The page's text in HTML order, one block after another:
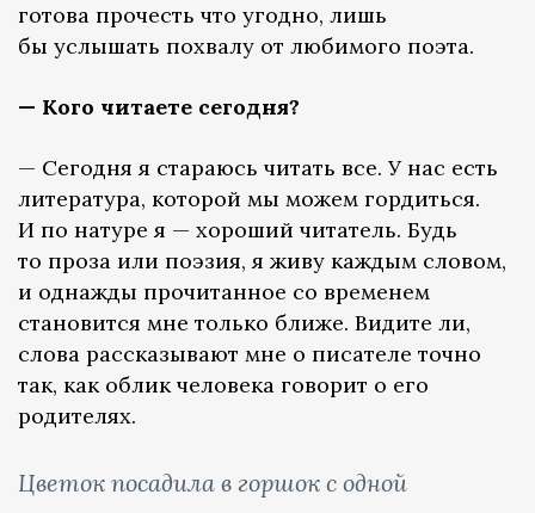
готова прочесть что угодно, лишь
бы услышать похвалу от любимого поэта.
— Кого читаете сегодня?
— Сегодня я стараюсь читать все. У нас есть
литература, которой мы можем гордиться.
И по натуре я — хороший читатель. Будь
то проза или поэзия, я живу каждым словом,
и однажды прочитанное со временем
становится мне только ближе. Видите ли,
слова рассказывают мне о писателе точно
так, как облик человека говорит о его
родителях.
Цветок посадила в горшок с одной